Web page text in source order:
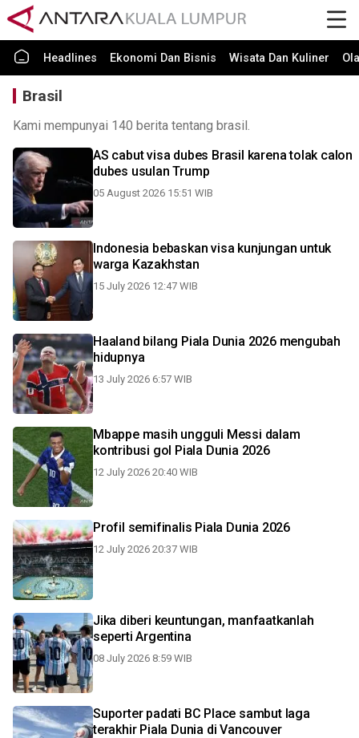
Headlines Ekonomi Dan Bisnis Wisata Dan Kuliner
Brasil
Kami mempunyai 140 berita tentang brasil.
AS cabut visa dubes Brasil karena tolak calon
dubes usulan Trump
05 August 2026 15:51 WIB
Indonesia bebaskan visa kunjungan untuk
warga Kazakhstan
15 July 2026 12:47 WIB
Haaland bilang Piala Dunia 2026 mengubah
hidupnya
13 July 2026 6:57 WIB
Mbappe masih ungguli Messi dalam
kontribusi gol Piala Dunia 2026
12 July 2026 20:40 WIB
Profil semifinalis Piala Dunia 2026
12 July 2026 20:37 WIB
Jika diberi keuntungan, manfaatkanlah
seperti Argentina
08 July 2026 8:59 WIB
Suporter padati BC Place sambut laga
terakhir Piala Dunia di Vancouver